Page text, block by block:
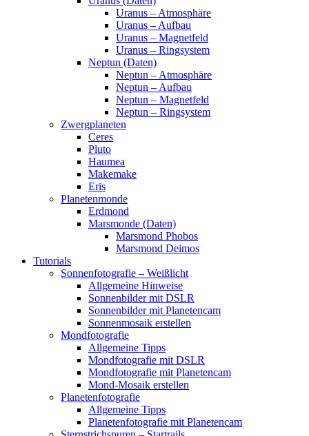
Uranus – Atmosphäre
Uranus – Aufbau
Uranus – Magnetfeld
Uranus – Ringsystem
Neptun (Daten)
Neptun – Atmosphäre
Neptun – Aufbau
Neptun – Magnetfeld
Neptun – Ringsystem
Zwergplaneten
Ceres
Pluto
Haumea
Makemake
Eris
Planetenmonde
Erdmond
Marsmonde (Daten)
Marsmond Phobos
Marsmond Deimos
Tutorials
Sonnenfotografie – Weißlicht
Allgemeine Hinweise
Sonnenbilder mit DSLR
Sonnenbilder mit Planetencam
Sonnenmosaik erstellen
Mondfotografie
Allgemeine Tipps
Mondfotografie mit DSLR
Mondfotografie mit Planetencam
Mond-Mosaik erstellen
Planetenfotografie
Allgemeine Tipps
Planetenfotografie mit Planetencam